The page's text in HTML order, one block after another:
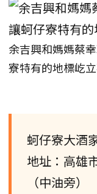
余吉興和媽媽蔡
寮特有的地標屹
蚵仔寮大酒
地址：高雄
（中油旁）